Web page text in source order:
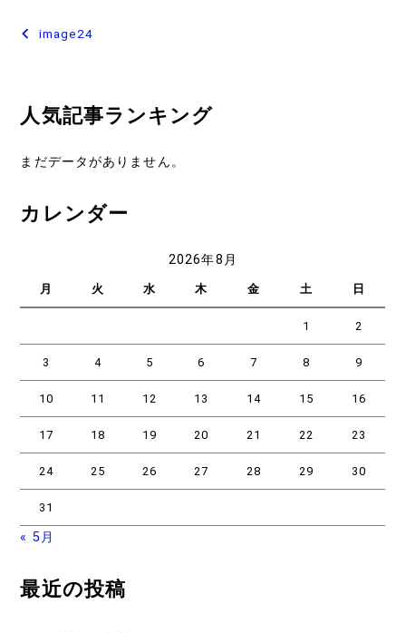
投
ビ
ゲ
シ
image24
人気記事ランキング
まだデータがありません。
カレンダー
2026年8月
月 火 水 木 金 土 日
1 2
3 4 5 6 7 8 9
10 11 12 13 14 15 16
17 18 19 20 21 22 23
24 25 26 27 28 29 30
31
« 5月
最近の投稿